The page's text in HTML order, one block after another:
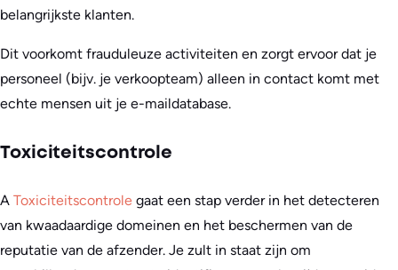
belangrijkste klanten.
Dit voorkomt frauduleuze activiteiten en zorgt ervoor dat je
personeel (bijv. je verkoopteam) alleen in contact komt met
echte mensen uit je e-maildatabase.
Toxiciteitscontrole
A Toxiciteitscontrole gaat een stap verder in het detecteren
van kwaadaardige domeinen en het beschermen van de
reputatie van de afzender. Je zult in staat zijn om